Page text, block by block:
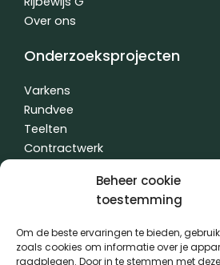
Beheer cookie
toestemming
Om de beste ervaringen te bieden,
zoals cookies om informatie over je
raadplegen. Door in te stemmen met
Over ons
Onderzoeksprojecten
Varkens
Rundvee
Teelten
Contractwerk
Algemene voorwaarden|Privacybeleid